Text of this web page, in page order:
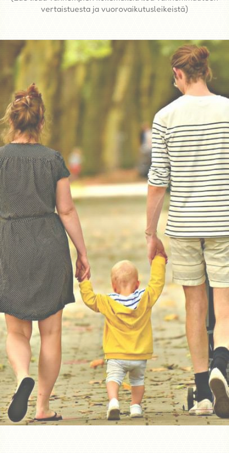
(Lue lisää vanhempien kokemuksia Iloa vanhemmuuteen